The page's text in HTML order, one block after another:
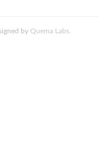
by Quema Labs